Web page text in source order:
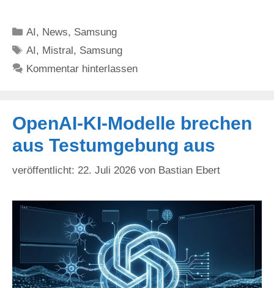
Kategorien
AI, News, Samsung
Schlagwörter
AI, Mistral, Samsung
Kommentar hinterlassen
OpenAI-KI-Modelle brechen
aus Testumgebung aus
22. Juli 2026 von Bastian Ebert